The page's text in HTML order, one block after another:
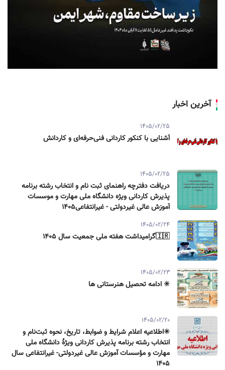
آخرین اخبار
1405/02/25
آشنایی با کنکور کاردانی فنی‌حرفه‌ای و کاردانش
1405/02/25
دریافت دفترچه راهنمای ثبت نام و انتخاب رشته برنامه
پذیرش کاردانی ویژه دانشگاه ملی مهارت و موسسات
آموزش عالی غیردولتی - غیرانتفاعی1405
1405/02/24
🇮🇷گرامیداشت هفته ملی جمعیت سال ۱۴۰۵
1405/02/23
✳️ ادامه تحصیل هنرستانی ها
1405/02/20
✳️اطلاعیه اعلام شرایط و ضوابط، تاریخ، نحوه ثبت‌نام و
انتخاب رشته برنامه پذیرش كاردانی ویژۀ دانشگاه ملی
مهارت و مؤسسات آموزش عالی غیردولتی- غیرانتفاعی سال
۱۴۰۵